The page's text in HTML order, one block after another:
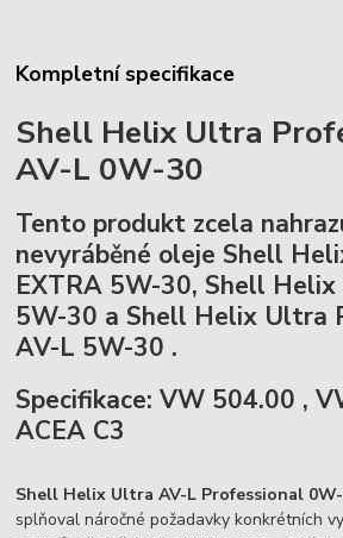
Kompletní specifikace
Shell Helix Ultra
AV-L 0W-30
Tento produkt zcela
nevyráběné oleje Shell
EXTRA 5W-30, Shell
5W-30 a Shell Helix Ultra
AV-L 5W-30 .
Specifikace: VW 504.00 ,
ACEA C3
Shell Helix Ultra AV-L Professional
splňoval náročné požadavky konkrétních